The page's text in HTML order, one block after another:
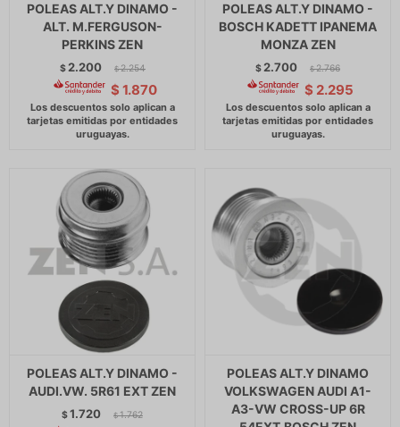
POLEAS ALT.Y DINAMO -
ALT. M.FERGUSON-
PERKINS ZEN
$ 2.200 $ 2.254
$ 1.870
POLEAS ALT.Y DINAMO -
BOSCH KADETT IPANEMA
MONZA ZEN
$ 2.700 $ 2.766
$ 2.295
POLEAS ALT.Y DINAMO -
AUDI.VW. 5R61 EXT ZEN
$1.720 $ 1.762
POLEAS ALT.Y DINAMO
VOLKSWAGEN AUDI A1-
A3-VW CROSS-UP 6R